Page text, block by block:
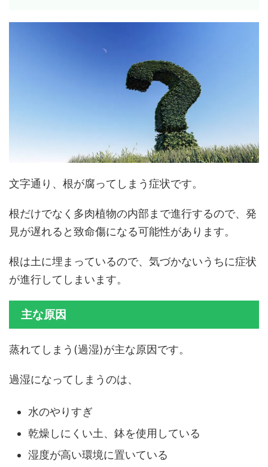
文字通り、根が腐ってしまう症状です。
根だけでなく多肉植物の内部まで進行するので、発
見が遅れると致命傷になる可能性があります。
根は土に埋まっているので、気づかないうちに症状
が進行してしまいます。
主な原因
蒸れてしまう(過湿)が主な原因です。
過湿になってしまうのは、
水のやりすぎ
乾燥しにくい土、鉢を使用している
湿度が高い環境に置いている